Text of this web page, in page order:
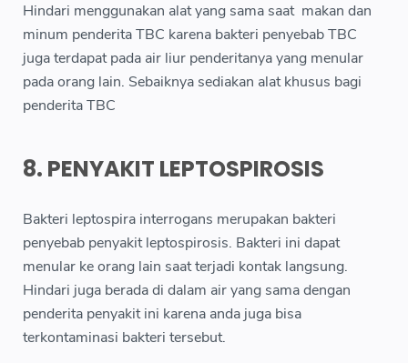
Hindari menggunakan alat yang sama saat makan dan
minum penderita TBC karena bakteri penyebab TBC
juga terdapat pada air liur penderitanya yang menular
pada orang lain. Sebaiknya sediakan alat khusus bagi
penderita TBC
8. PENYAKIT LEPTOSPIROSIS
Bakteri leptospira interrogans merupakan bakteri
penyebab penyakit leptospirosis. Bakteri ini dapat
menular ke orang lain saat terjadi kontak langsung.
Hindari juga berada di dalam air yang sama dengan
penderita penyakit ini karena anda juga bisa
terkontaminasi bakteri tersebut.